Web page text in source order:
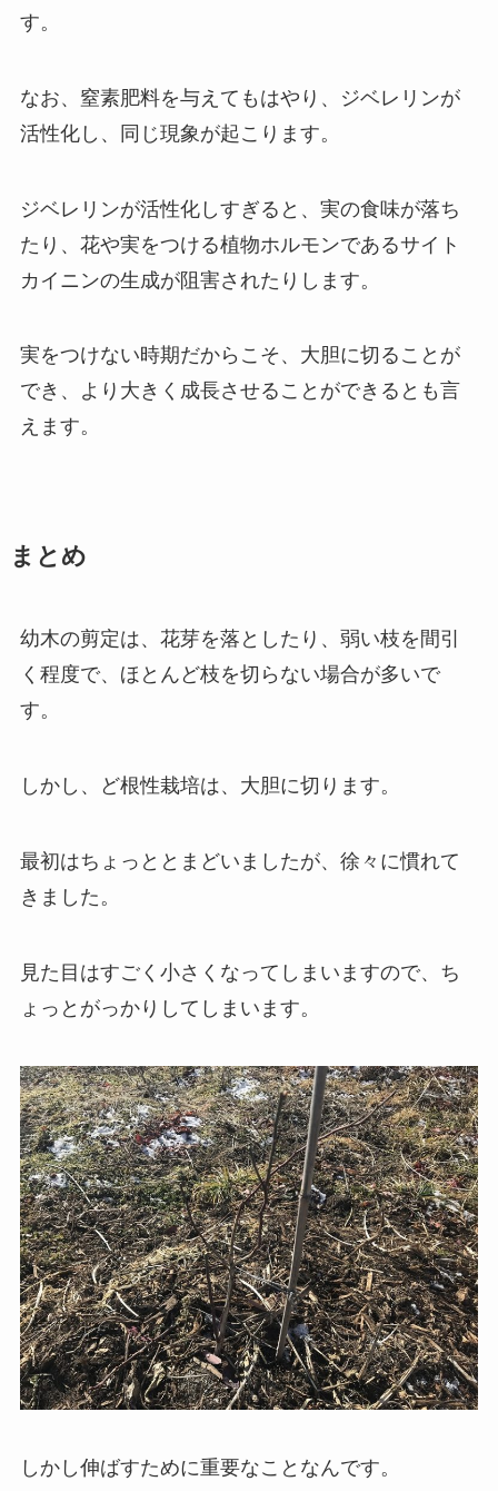
す。
なお、窒素肥料を与えてもはやり、ジベレリンが
活性化し、同じ現象が起こります。
ジベレリンが活性化しすぎると、実の食味が落ち
たり、花や実をつける植物ホルモンであるサイト
カイニンの生成が阻害されたりします。
実をつけない時期だからこそ、大胆に切ることが
でき、より大きく成長させることができるとも言
えます。
まとめ
幼木の剪定は、花芽を落としたり、弱い枝を間引
く程度で、ほとんど枝を切らない場合が多いで
す。
しかし、ど根性栽培は、大胆に切ります。
最初はちょっととまどいましたが、徐々に慣れて
きました。
見た目はすごく小さくなってしまいますので、ち
ょっとがっかりしてしまいます。
しかし伸ばすために重要なことなんです。